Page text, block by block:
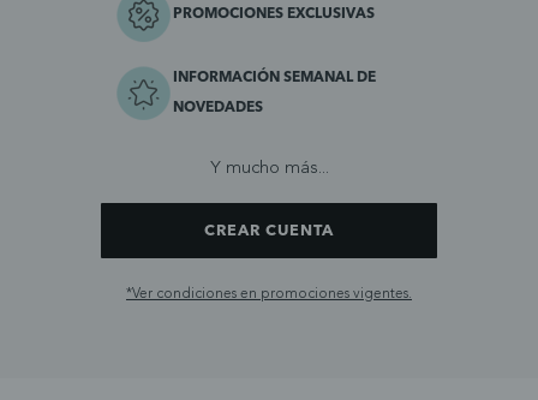
PROMOCIONES EXCLUSIVAS
INFORMACIÓN SEMANAL DE
NOVEDADES
Y mucho más...
CREAR CUENTA
*Ver condiciones en promociones vigentes.